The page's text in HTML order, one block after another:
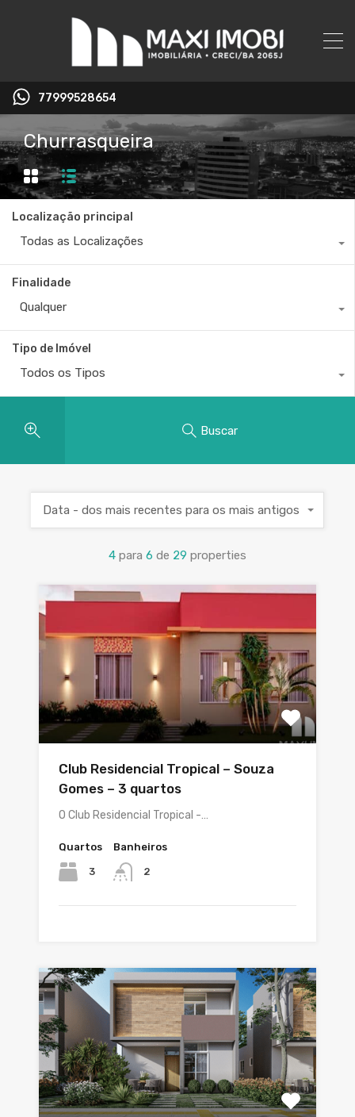
77999528654
Churrasqueira
Localização principal
Todas as Localizações
Finalidade
Qualquer
Tipo de Imóvel
Todos os Tipos
Buscar
4 para 6 de 29 properties
Data - dos mais recentes para os mais antigos
Club Residencial Tropical – Souza
Gomes – 3 quartos
O Club Residencial Tropical -…
Quartos
3
Banheiros
2